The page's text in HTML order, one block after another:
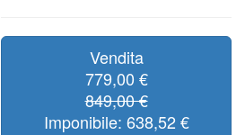
Vendita
779,00 €
849,00 €
Imponibile: 638,52 €